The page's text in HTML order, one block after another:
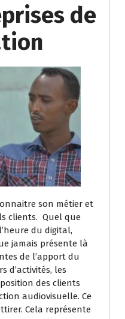
de
son métier et
clients. Quel que
du digital,
jamais présente là
de l’apport du
d’activités, les
des clients
audiovisuelle. Ce
Cela représente